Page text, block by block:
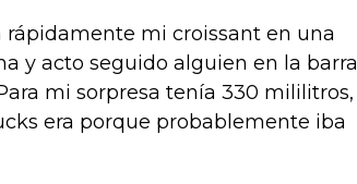
mi croissant en una
y acto seguido alguien en la barra
mi sorpresa tenía 330 mililitros,
era porque probablemente iba